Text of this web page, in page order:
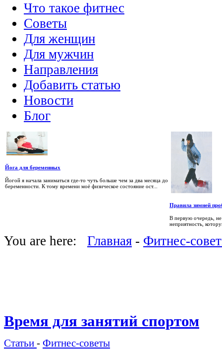
Что такое фитнес
Советы
Для женщин
Для мужчин
Направления
Добавить статью
Новости
Блог
Йога для беременных
Йогой я начала заниматься где-то чуть больше чем за два месяца до
беременности. К тому времени моё физическое состояние ост...
Правила зимней
В первую очередь,
неприятность,
You are here: Главная - Фитнес-
Время для занятий спортом
Статьи - Фитнес-советы